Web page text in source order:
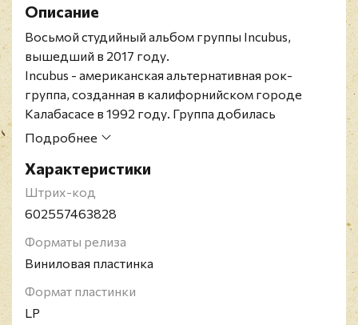
Описание
Восьмой студийный альбом группы Incubus,
вышедший в 2017 году.
Incubus - американская альтернативная рок-
группа, созданная в калифорнийском городе
Калабасасе в 1992 году. Группа добилась
массовой популярности с выходом в 1999 году
успешными синглами "Pardon Me" и "Stellar". В
2001 году Incubus закрепили успех синглом "Drive"
и альбомом "Morning View", включающим такие
и "Warning". В 2006 году их шестой альбом "Light
Grenades" дебютировал на первой строчке
Billboard 200 и получил золотой статус в США.
Подробнее
Характеристики
Штрих-код
602557463828
Форматы релиза
Виниловая пластинка
Формат пластинки
LP